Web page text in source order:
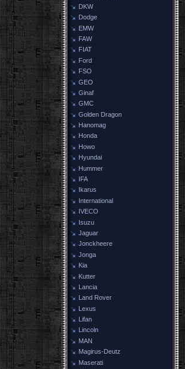
DKW
Dodge
EMW
FAW
FIAT
Ford
FSO
GEO
Ginaf
GMC
Golden Dragon
Hanomag
Honda
Howo
Hyundai
Hummer
IFA
Ikarus
International
IVECO
Isuzu
Jaguar
Jonckheere
Jonga
Kia
Kutter
Lancia
Land Rover
Lexus
Lifan
Lincoln
MAN
Magirus-Deutz
Maserati